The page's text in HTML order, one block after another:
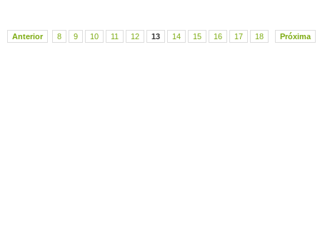
Anterior 8 9 10 11 12 13 14 15 16 17 18 Próxima